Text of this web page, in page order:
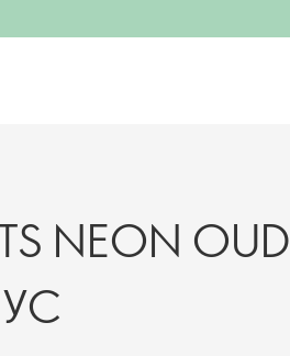
NEON OUD